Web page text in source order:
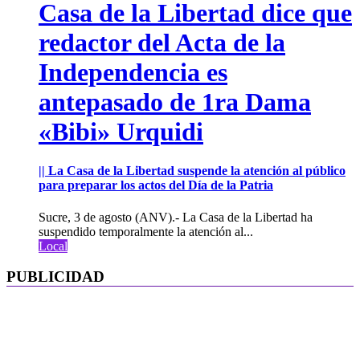
Casa de la Libertad dice que
redactor del Acta de la
Independencia es
antepasado de 1ra Dama
«Bibi» Urquidi
|| La Casa de la Libertad suspende la atención al público
para preparar los actos del Día de la Patria
Sucre, 3 de agosto (ANV).- La Casa de la Libertad ha
suspendido temporalmente la atención al...
Local
PUBLICIDAD